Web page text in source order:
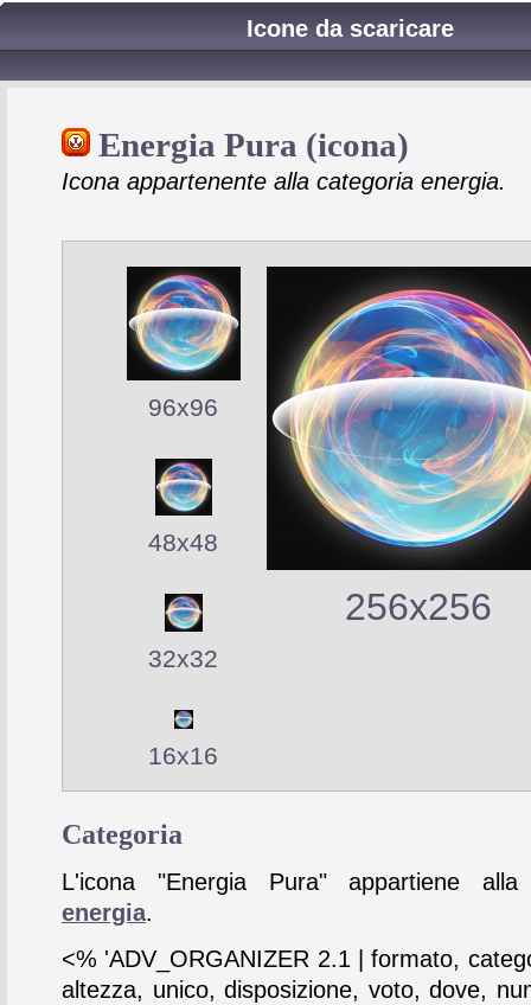
Icone da scaricare
Energia Pura (icona)
Icona appartenente alla categoria energia.
96x96
48x48
32x32
16x16
256x256
Categoria
L'icona "Energia Pura" appartiene alla
energia.
<% 'ADV_ORGANIZER 2.1 | formato,
altezza, unico, disposizione, voto, dove,